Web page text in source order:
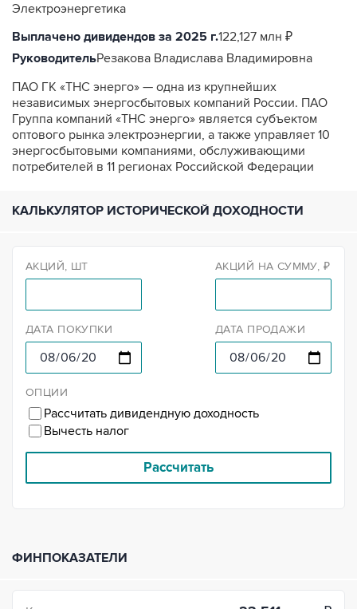
Электроэнергетика
Выплачено дивидендов за 2025 г.122,127 млн ₽
РуководительРезакова Владислава Владимировна
ПАО ГК «ТНС энерго» — одна из крупнейших
независимых энергосбытовых компаний России. ПАО
Группа компаний «ТНС энерго» является субъектом
оптового рынка электроэнергии, а также управляет 10
энергосбытовыми компаниями, обслуживающими
потребителей в 11 регионах Российской Федерации
КАЛЬКУЛЯТОР ИСТОРИЧЕСКОЙ ДОХОДНОСТИ
АКЦИЙ, ШТ АКЦИЙ НА СУММУ, ₽
ДАТА ПОКУПКИ ДАТА ПРОДАЖИ
ОПЦИИ
Рассчитать дивидендную доходность
Вычесть налог
Рассчитать
ФИНПОКАЗАТЕЛИ